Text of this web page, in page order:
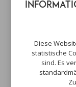
Diese
statistische
sind. Es